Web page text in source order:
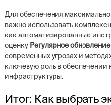
Для обеспечения
важно использовать
как автоматизированные
оценку. Регулярное
современных угрозах и
ключевую роль в
инфраструктуры.
Итог: Как выбрать